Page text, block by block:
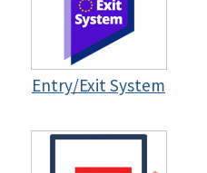
Entry/Exit System